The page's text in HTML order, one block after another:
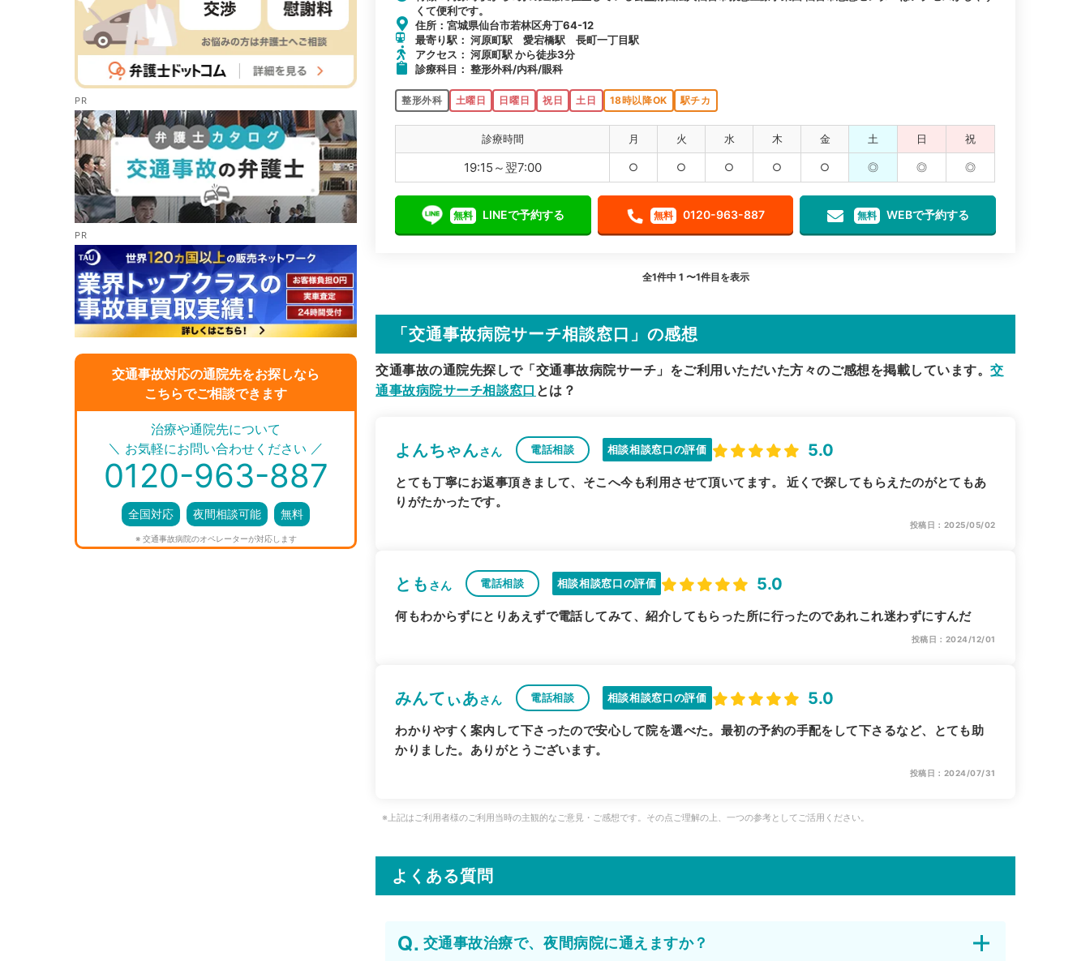
交通事故対応の通院先をお探しなら
こちらでご相談できます
＼ ／
治療や通院先について
お気軽にお問い合わせください
0120-963-887
全国対応 夜間相談可能 無料
※ 交通事故病院のオペレーターが対応します
くて便利です。
住所：宮城県仙台市若林区舟丁64-12
最寄り駅： 河原町駅 愛宕橋駅 長町一丁目駅
アクセス： 河原町駅 から徒歩3分
診療科目： 整形外科/内科/眼科
整形外科 土曜日 日曜日 祝日 土日 18時以降OK 駅チカ
診療時間 月 火 水 木 金 土 日 祝
19:15～翌7:00 ○ ○ ○ ○ ○ ◎ ◎ ◎
無料 LINEで予約する 無料 0120-963-887 無料 WEBで予約する
全1件中 1 〜1件目を表示
「交通事故病院サーチ相談窓口」の感想
交通事故の通院先探しで「交通事故病院サーチ」をご利用いただいた方々のご感想を掲載しています。交
通事故病院サーチ相談窓口 とは？
よんちゃんさん 電話相談 相談相談窓口の評価 5.0
とても丁寧にお返事頂きまして、そこへ今も利用させて頂いてます。 近くで探してもらえたのがとてもあ
りがたかったです。
投稿日：2025/05/02
とも さん 電話相談 相談相談窓口の評価 5.0
何もわからずにとりあえずで電話してみて、紹介してもらった所に行ったのであれこれ迷わずにすんだ
投稿日：2024/12/01
みんてぃあさん 電話相談 相談相談窓口の評価 5.0
わかりやすく案内して下さったので安心して院を選べた。最初の予約の手配をして下さるなど、とても助
かりました。ありがとうございます。
投稿日：2024/07/31
※上記はご利用者様のご利用当時の主観的なご意見・ご感想です。その点ご理解の上、一つの参考としてご活用ください。
よくある質問
交通事故治療で、夜間病院に通えますか？